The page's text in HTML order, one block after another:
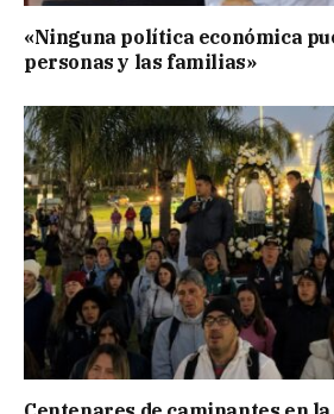
«Ninguna política económica
personas y las familias»